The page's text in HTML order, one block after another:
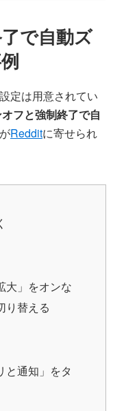
で自動ズ
定は用意されてい
フと強制終了で自
Redditに寄せられ
大」をオンな
り替える
と通知」をタ